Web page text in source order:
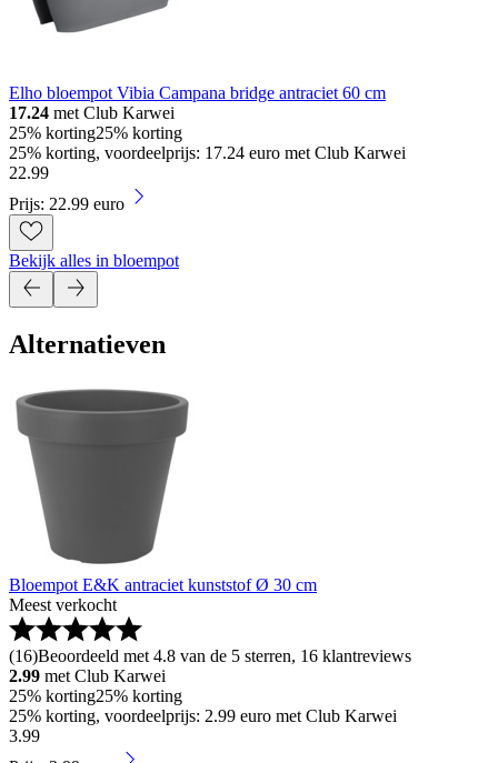
Elho bloempot Vibia Campana bridge antraciet 60 cm
17.24 met Club Karwei
25% korting25% korting
25% korting, voordeelprijs: 17.24 euro met Club Karwei
22.99
Prijs: 22.99 euro
Bekijk alles in bloempot
Alternatieven
Bloempot E&K antraciet kunststof Ø 30 cm
Meest verkocht
(16)Beoordeeld met 4.8 van de 5 sterren, 16 klantreviews
2.99 met Club Karwei
25% korting25% korting
25% korting, voordeelprijs: 2.99 euro met Club Karwei
3.99